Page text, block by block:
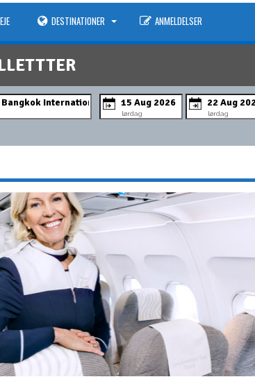
DESTINATIONER ANMELDELSER
lørdag lørdag